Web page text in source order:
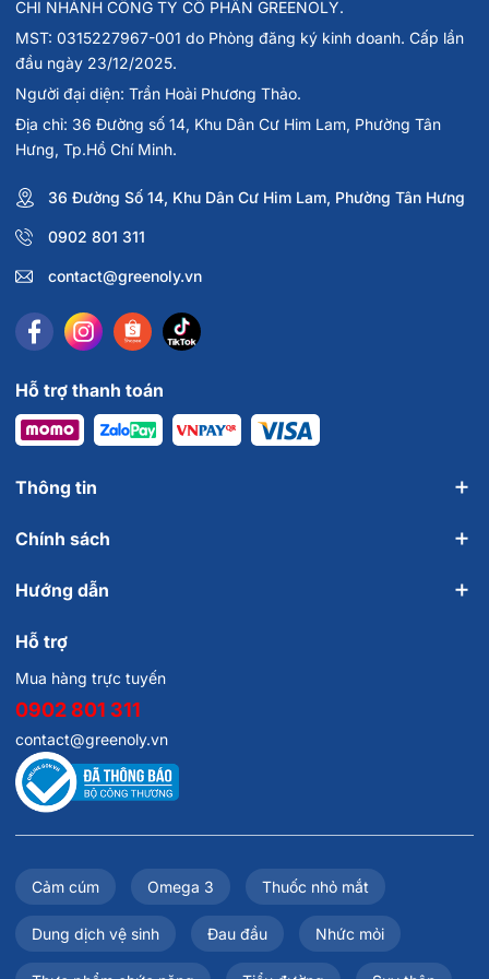
Hướng dẫn bảo quản
Bảo quản ở nơi khô ráo, thoáng mát, tránh ánh nắng trực
tiếp.
Mua chính hãng ở đâu?
Greenoly cam kết cung cấp các thực phẩm chức năng
và làm đẹp chính hãng của các nhãn hàng uy tín trên thế
- Thêm vào giỏ hàng hoặc Mua ngay trên trang thông tin
- Gọi điện thoại hoặc nhắn tin qua Zalo:
tác dụng thay thế t.h.u.ố.c chữa bệnh, hiệu quả sử dụng
sản phẩm tùy thuộc cơ địa của từng người. Những bạn
con bú nên tư vấn ý kiến bác sĩ trước khi sử dụng.
CHI NHÁNH CÔNG TY CỔ PHẦN GREENOLY.
MST: 0315227967-001 do Phòng đăng ký kinh doanh. Cấp lần
đầu ngày 23/12/2025.
Người đại diện: Trần Hoài Phương Thảo.
Địa chỉ: 36 Đường số 14, Khu Dân Cư Him Lam, Phường Tân
Hưng, Tp.Hồ Chí Minh.
36 Đường Số 14, Khu Dân Cư Him Lam, Phường Tân Hưng
0902 801 311
contact@greenoly.vn
Hỗ trợ thanh toán
Thông tin
Chính sách
Hướng dẫn
Hỗ trợ
Mua hàng trực tuyến
0902 801 311
contact@greenoly.vn
Cảm cúm Omega 3 Thuốc nhỏ mắt
Dung dịch vệ sinh Đau đầu Nhức mỏi